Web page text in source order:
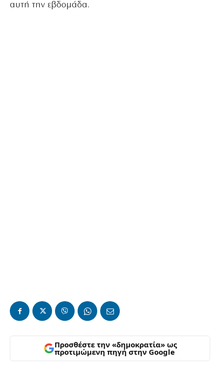
αυτή την εβδομάδα.
Προσθέστε την «δημοκρατία» ως
προτιμώμενη πηγή στην Google